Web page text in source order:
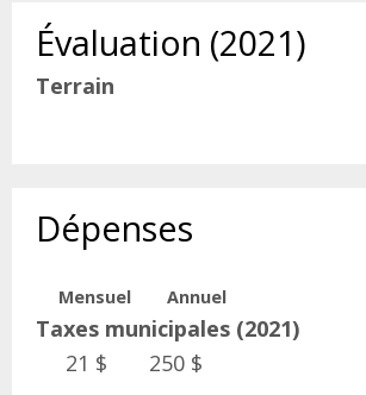
Évaluation (2021)
Terrain
Dépenses
Mensuel Annuel
Taxes municipales (2021)
21 $
250 $